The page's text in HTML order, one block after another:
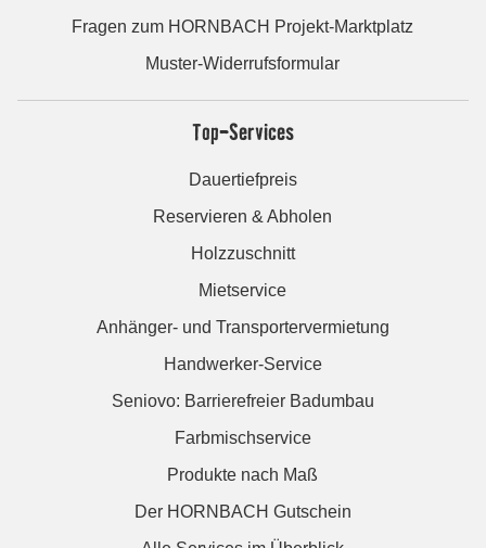
Fragen zum HORNBACH Projekt-Marktplatz
Muster-Widerrufsformular
Top-Services
Dauertiefpreis
Reservieren & Abholen
Holzzuschnitt
Mietservice
Anhänger- und Transportervermietung
Handwerker-Service
Seniovo: Barrierefreier Badumbau
Farbmischservice
Produkte nach Maß
Der HORNBACH Gutschein